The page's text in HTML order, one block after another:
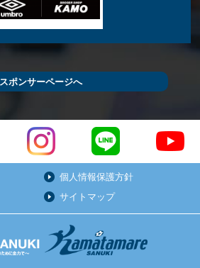
スポンサーページへ
個人情報保護方針
サイトマップ